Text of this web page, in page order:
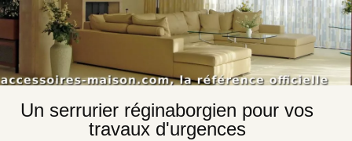
Un serrurier réginaborgien pour vos
travaux d'urgences